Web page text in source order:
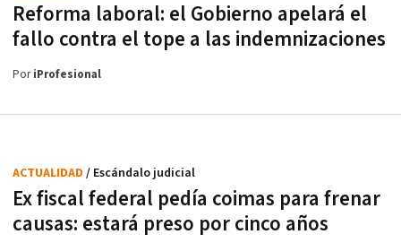
Reforma laboral: el Gobierno apelará el
fallo contra el tope a las indemnizaciones
PoriProfesional
Ex fiscal federal pedía coimas para frenar
causas: estará preso por cinco años
ACTUALIDAD / Escándalo judicial